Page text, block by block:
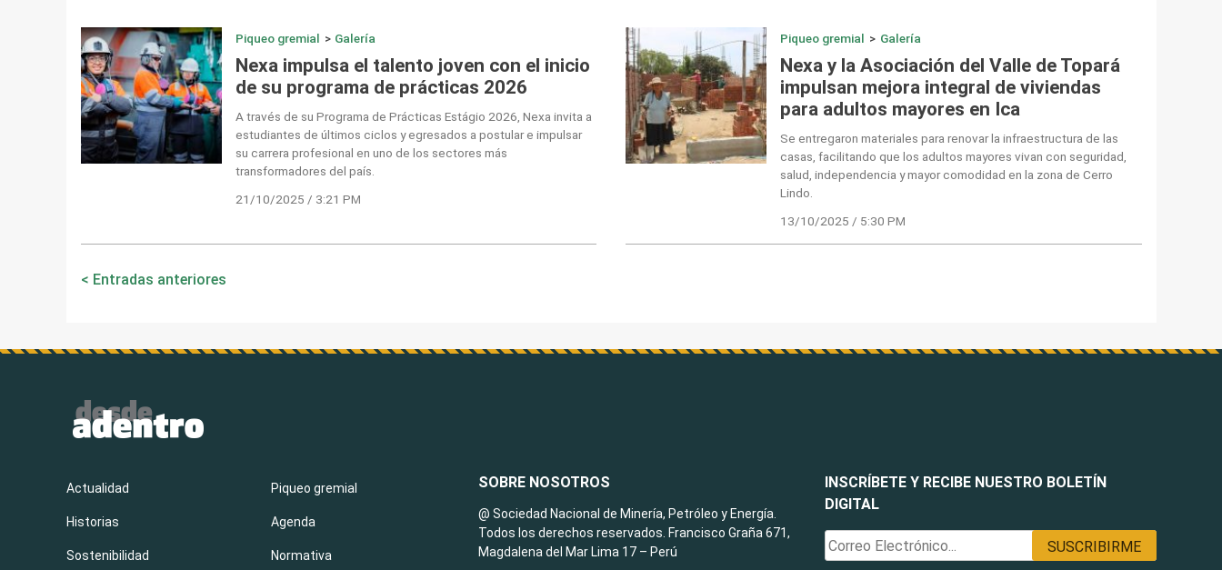
Piqueo gremial > Galería
Nexa impulsa el talento joven con el inicio
de su programa de prácticas 2026
A través de su Programa de Prácticas Estágio 2026, Nexa invita a
estudiantes de últimos ciclos y egresados a postular e impulsar
su carrera profesional en uno de los sectores más
transformadores del país.
21/10/2025 / 3:21 PM
Piqueo gremial > Galería
Nexa y la Asociación del Valle de Topará
impulsan mejora integral de viviendas
para adultos mayores en Ica
Se entregaron materiales para renovar la infraestructura de las
casas, facilitando que los adultos mayores vivan con seguridad,
salud, independencia y mayor comodidad en la zona de Cerro
Lindo.
13/10/2025 / 5:30 PM
Navegación
Entradas anteriores
INSCRÍBETE Y RECIBE NUESTRO BOLETÍN
DIGITAL
Actualidad
Historias
Sostenibilidad
Piqueo gremial
Agenda
Normativa
SOBRE NOSOTROS
@ Sociedad Nacional de Minería, Petróleo y Energía.
Todos los derechos reservados. Francisco Graña 671,
Magdalena del Mar Lima 17 – Perú